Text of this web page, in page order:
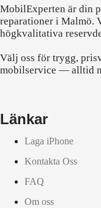
MobilExperten är din
reparationer i Malmö.
högkvalitativa
Välj oss för trygg,
mobilservice — alltid
Länkar
Laga iPhone
Kontakta Oss
FAQ
Om oss